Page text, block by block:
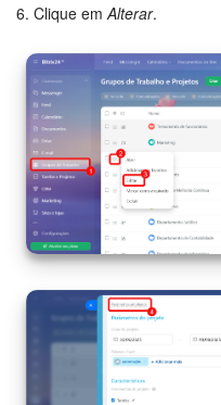
Processos de
Market (Aplicativos)
Assinatura
Configurações
Widget de
6. Clique em Alterar.